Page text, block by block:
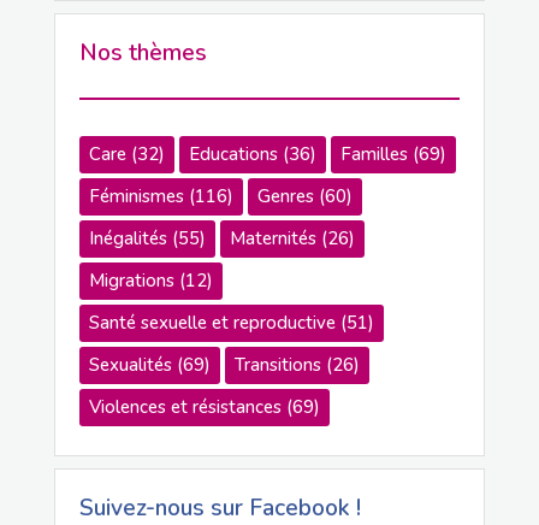
Nos thèmes
Care(32) Educations(36) Familles(69)
Féminismes(116) Genres(60)
Inégalités(55) Maternités(26)
Migrations(12)
Santé sexuelle et reproductive(51)
Sexualités(69) Transitions(26)
Violences et résistances(69)
Suivez-nous sur Facebook !